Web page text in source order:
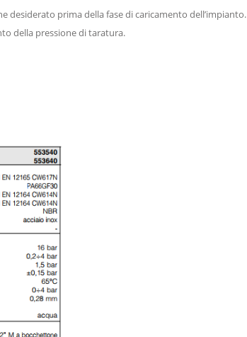
desiderato prima della fase di caricamento dellʼimpianto.
della pressione di taratura.